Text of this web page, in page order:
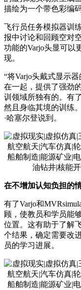
描绘为一个带色彩编
飞行员任务模拟器训
报中讨论和回顾空对
功能的Varjo头显可以
现。
“将Varjo头戴式显示
在一起，提供了强劲
训领域所独有的。有
然且身临其境的训练
·哈塞尔登说到。
在不增加认知负担的
有了Varjo和
顾，使教员和学员能
位置。这有助于了解
个结果，确定需要改
员的学习进展。